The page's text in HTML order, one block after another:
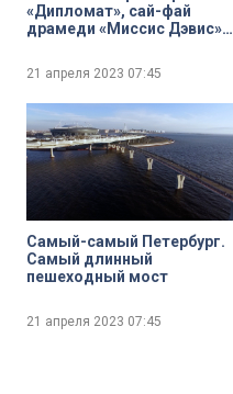
«Дипломат», сай-фай
драмеди «Миссис Дэвис» и
Кроненберга 1988 года –
«Связанные насмерть».
Лучшие сериальные
новинки этой недели
21 апреля 2023 07:45
Самый-самый Петербург.
Самый длинный
пешеходный мост
21 апреля 2023 07:45